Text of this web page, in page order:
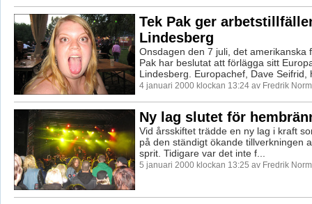
Tek Pak ger
Lindesberg
Onsdagen den 7 juli, det amerikanska
Pak har beslutat att förlägga sitt
Lindesberg. Europachef, Dave Seifrid,
4 januari 2000 klockan 13:24 av Fredrik
Ny lag slutet för
Vid årsskiftet trädde en ny lag i kraft
på den ständigt ökande tillverkningen
sprit. Tidigare var det inte f...
5 januari 2000 klockan 13:25 av Fredrik